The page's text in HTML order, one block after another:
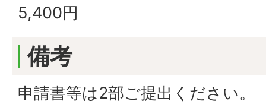
5,400円
備考
申請書等は2部ご提出ください。